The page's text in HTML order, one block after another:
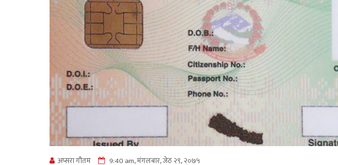
अप्सरा गौतम 9:40 am, मंगलबार, जेठ २९, २०७५